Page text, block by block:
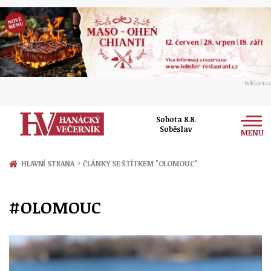
reklama
Sobota 8.8.
Soběslav
MENU
Zprávy
Přerov
Politika
Ekonomika
Kultura
Hudba
Společnost
Ženy
Sport
HLAVNÍ STRANA › ČLÁNKY SE ŠTÍTKEM "OLOMOUC"
#OLOMOUC